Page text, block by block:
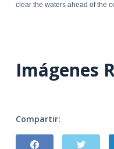
clear the waters ahead of the
Imágenes
Compartir: